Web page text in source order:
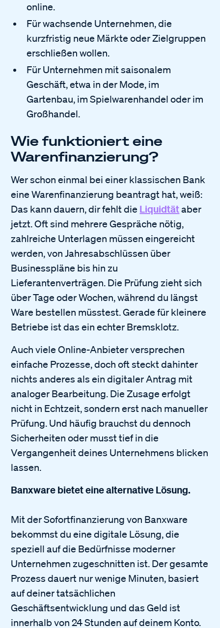
online.
Für wachsende Unternehmen, die
kurzfristig neue Märkte oder Zielgruppen
erschließen wollen.
Für Unternehmen mit saisonalem
Geschäft, etwa in der Mode, im
Gartenbau, im Spielwarenhandel oder im
Großhandel.
Wie funktioniert eine
Warenfinanzierung?
Wer schon einmal bei einer klassischen Bank
eine Warenfinanzierung beantragt hat, weiß:
Das kann dauern, dir fehlt die Liquidtätaber
jetzt. Oft sind mehrere Gespräche nötig,
zahlreiche Unterlagen müssen eingereicht
werden, von Jahresabschlüssen über
Businesspläne bis hin zu
Lieferantenverträgen. Die Prüfung zieht sich
über Tage oder Wochen, während du längst
Ware bestellen müsstest. Gerade für kleinere
Betriebe ist das ein echter Bremsklotz.
Auch viele Online-Anbieter versprechen
einfache Prozesse, doch oft steckt dahinter
nichts anderes als ein digitaler Antrag mit
analoger Bearbeitung. Die Zusage erfolgt
nicht in Echtzeit, sondern erst nach manueller
Prüfung. Und häufig brauchst du dennoch
Sicherheiten oder musst tief in die
Vergangenheit deines Unternehmens blicken
lassen.
Banxware bietet eine alternative Lösung.
Mit der Sofortfinanzierung von Banxware
bekommst du eine digitale Lösung, die
speziell auf die Bedürfnisse moderner
Unternehmen zugeschnitten ist. Der gesamte
Prozess dauert nur wenige Minuten, basiert
auf deiner tatsächlichen
Geschäftsentwicklung und das Geld ist
innerhalb von 24 Stunden auf deinem Konto.